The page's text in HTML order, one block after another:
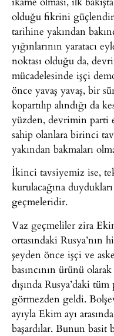
olduğu fikrini
tarihine yakından
yığınlarının yaratacı
noktası olduğu da,
mücadelesinde işçi
önce yavaş yavaş, bir
kopartılıp alındığı da
yüzden, devrimin parti
sahip olanlara birinci
yakından bakmaları
İkinci tavsiyemiz ise,
kurulacağına
geçmeleridir.
Vaz geçmeliler zira
ortasındaki
şeyden önce işçi ve
basıncının ürünü
dışında Rusya’daki
görmezden geldi.
ayıyla Ekim ayı
başardılar. Bunun